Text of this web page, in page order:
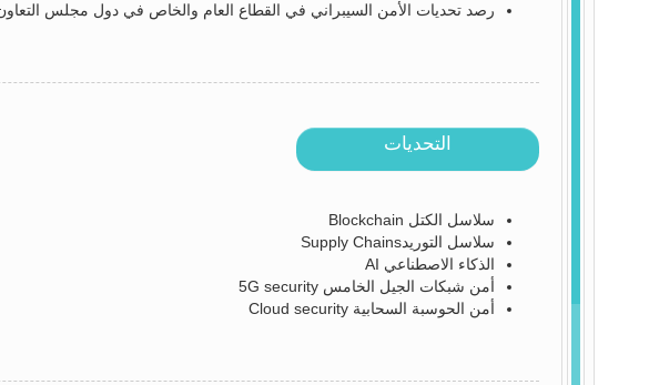
رصد تحديات الأمن السيبراني في القطاع العام والخاص في دول مجلس
التحديات
سلاسل الكتل Blockchain
سلاسل التوريدSupply Chains
الذكاء الاصطناعي AI
أمن شبكات الجيل الخامس 5G security
أمن الحوسبة السحابية Cloud security